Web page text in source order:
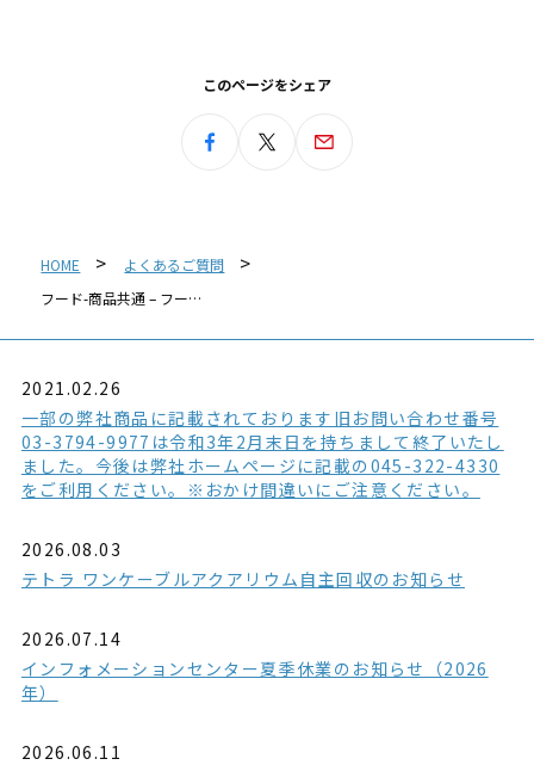
このページをシェア
HOME
よくあるご質問
フード-商品共通 – フー…
2021.02.26
一部の弊社商品に記載されております旧お問い合わせ番号
03-3794-9977は令和3年2月末日を持ちまして終了いたし
ました。今後は弊社ホームページに記載の045-322-4330
をご利用ください。※おかけ間違いにご注意ください。
2026.08.03
テトラ ワンケーブルアクアリウム自主回収のお知らせ
2026.07.14
インフォメーションセンター夏季休業のお知らせ（2026
年）
2026.06.11